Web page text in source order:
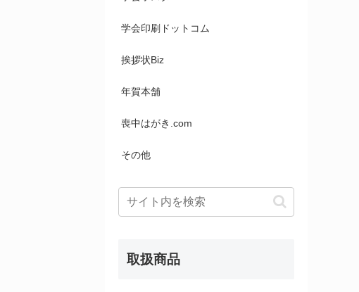
学会印刷ドットコム
挨拶状Biz
年賀本舗
喪中はがき.com
その他
取扱商品